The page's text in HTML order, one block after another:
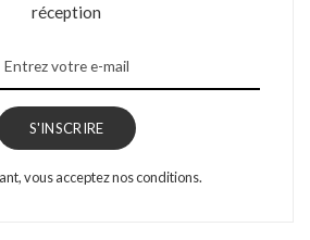
réception
S'INSCRIRE
vous acceptez nos conditions.